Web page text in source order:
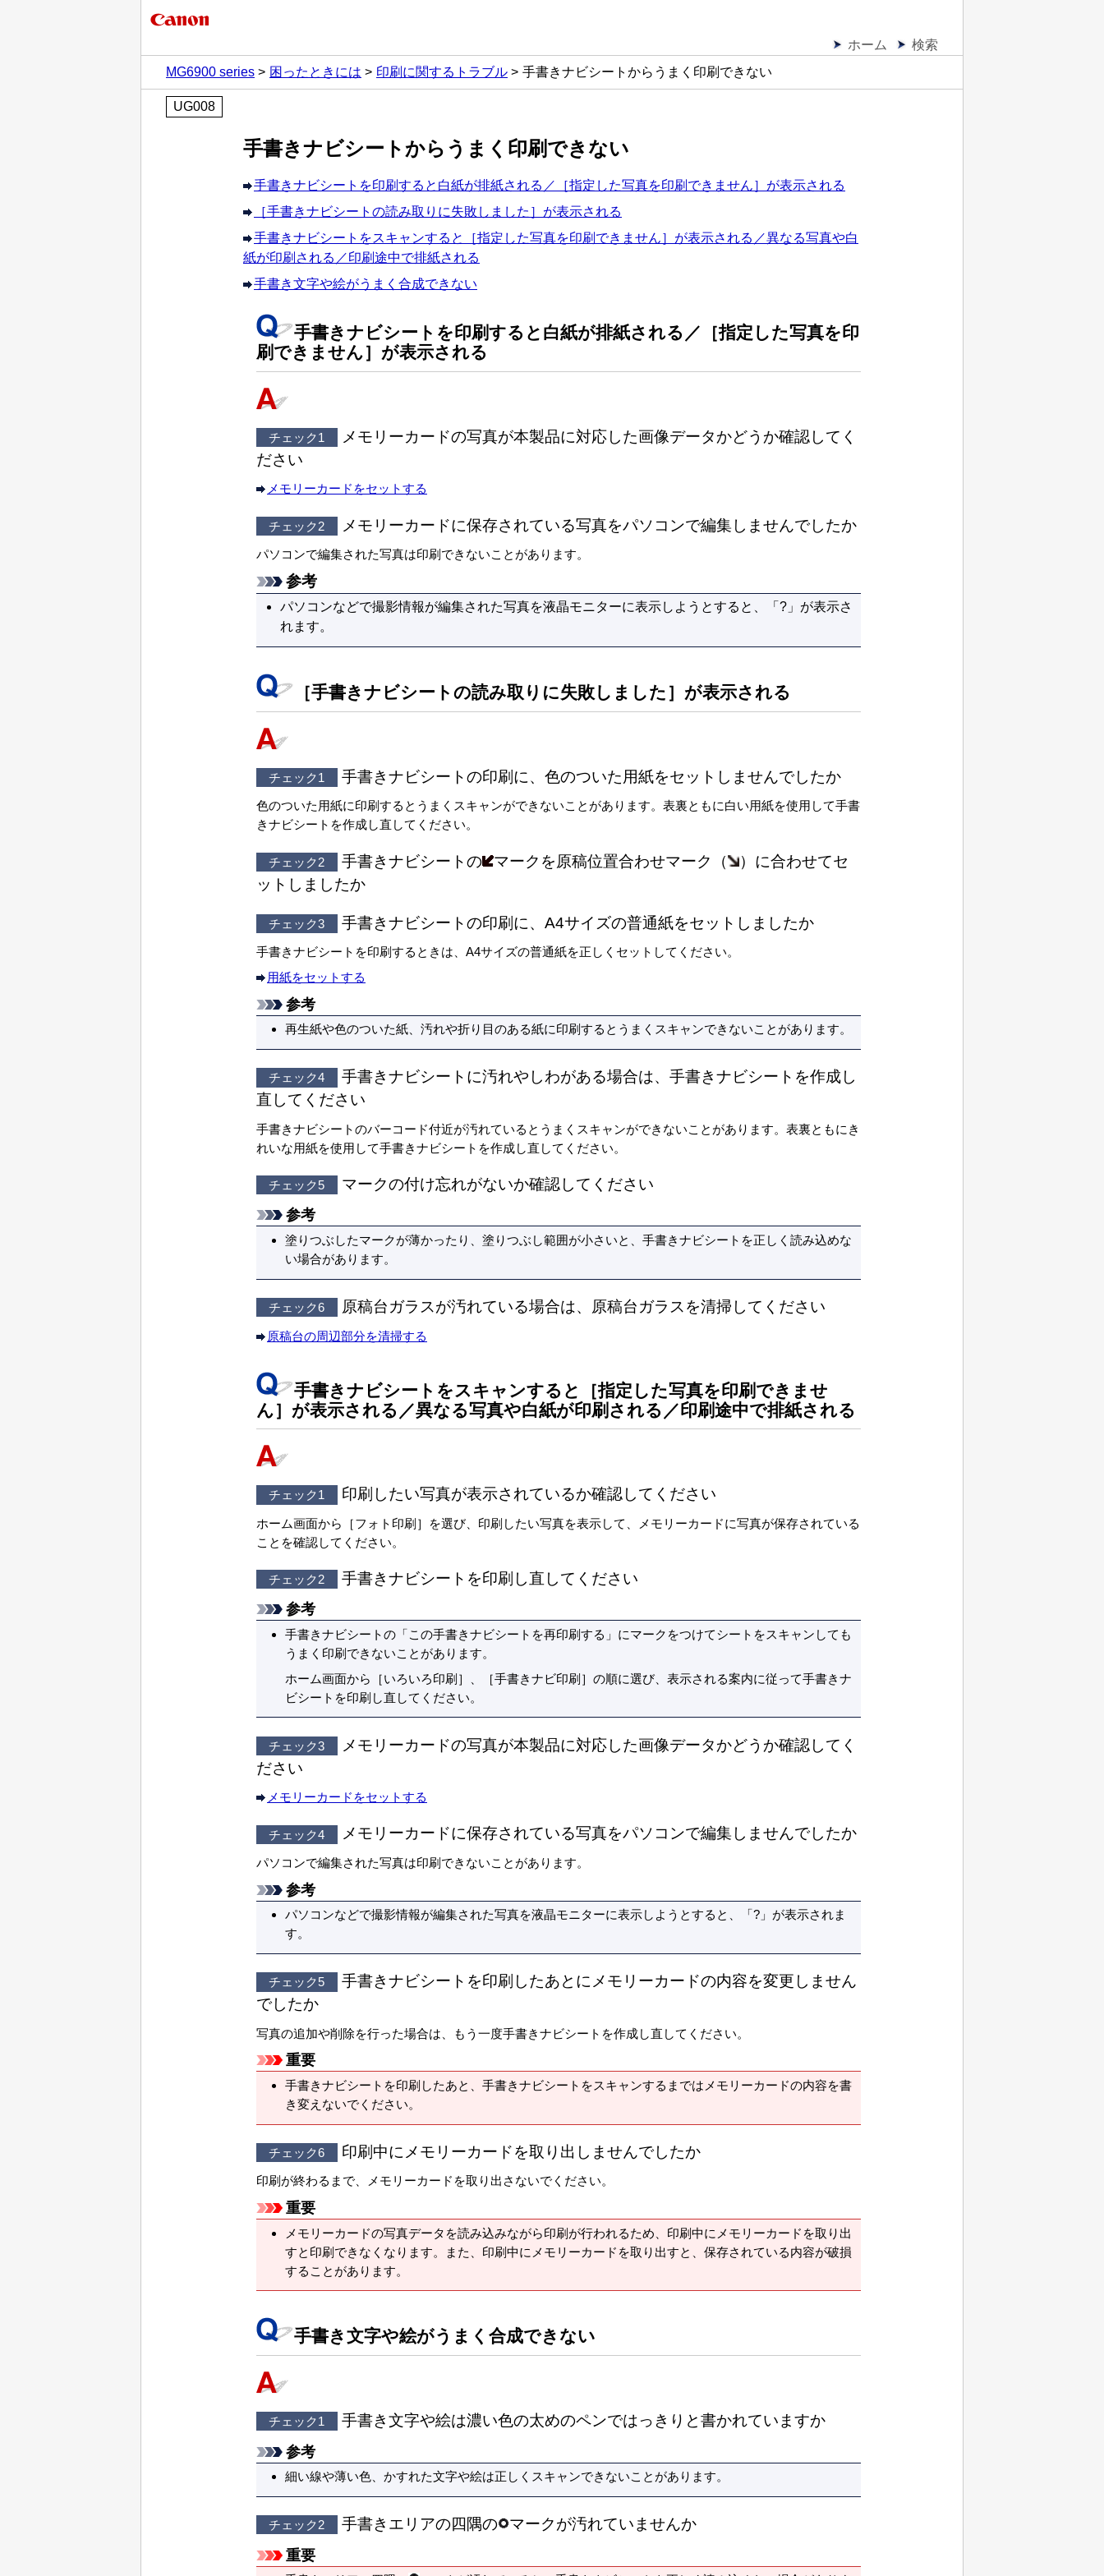
ホーム
検索
MG6900 series
困ったときには 印刷に関するトラブル 手書きナビシートからうまく印刷できない
UG008
手書きナビシートからうまく印刷できない
手書きナビシートを印刷すると白紙が排紙される／［指定した写真を印刷できません］が表示される
［手書きナビシートの読み取りに失敗しました］が表示される
手書きナビシートをスキャンすると［指定した写真を印刷できません］が表示される／異なる写真や白
紙が印刷される／印刷途中で排紙される
手書き文字や絵がうまく合成できない
手書きナビシートを印刷すると白紙が排紙される／［指定した写真を印
刷できません］が表示される
チェック1
メモリーカードの写真が本製品に対応した画像データかどうか確認してく
ださい
メモリーカードをセットする
チェック2 メモリーカードに保存されている写真をパソコンで編集しませんでしたか
パソコンで編集された写真は印刷できないことがあります。
参考
パソコンなどで撮影情報が編集された写真を液晶モニターに表示しようとすると、「?」が表示さ
れます。
［手書きナビシートの読み取りに失敗しました ］が表示される
チェック1 手書きナビシートの印刷に、色のついた用紙をセットしませんでしたか
色のついた用紙に印刷するとうまくスキャンができないことがあります。表裏ともに白い用紙を使用して手書
きナビシートを作成し直してください。
チェック2 手書きナビシートの マークを原稿位置合わせマーク（
）に合わせてセ
ットしましたか
チェック3 手書きナビシートの印刷に、A4サイズの普通紙をセットしましたか
手書きナビシートを印刷するときは、A4サイズの普通紙を正しくセットしてください。
用紙をセットする
参考
再生紙や色のついた紙、汚れや折り目のある紙に印刷するとうまくスキャンできないことがあります。
チェック4
手書きナビシートに汚れやしわがある場合は、手書きナビシートを作成し
直してください
手書きナビシートのバーコード付近が汚れているとうまくスキャンができないことがあります。表裏ともにき
れいな用紙を使用して手書きナビシートを作成し直してください。
チェック5
マークの付け忘れがないか確認してください
参考
塗りつぶしたマークが薄かったり、塗りつぶし範囲が小さいと、手書きナビシートを正しく読み込めな
い場合があります。
チェック6 原稿台ガラスが汚れている場合は、原稿台ガラスを清掃してください
原稿台の周辺部分を清掃する
手書きナビシートをスキャンすると［指定した写真を印刷できませ
ん］が表示される／異なる写真や白紙が印刷される／印刷途中で排紙される
チェック1 印刷したい写真が表示されているか確認してください
ホーム画面から［フォト印刷 ］を選び、印刷したい写真を表示して、メモリーカードに写真が保存されている
ことを確認してください。
チェック2
手書きナビシートを印刷し直してください
参考
手書きナビシートの「この手書きナビシートを再印刷する」にマークをつけてシートをスキャンしても
うまく印刷できないことがあります。
ホーム画面から［いろいろ印刷 ］、［手書きナビ印刷 ］の順に選び、表示される案内に従って手書きナ
ビシートを印刷し直してください。
チェック3
メモリーカードの写真が本製品に対応した画像データかどうか確認してく
ださい
メモリーカードをセットする
チェック4 メモリーカードに保存されている写真をパソコンで編集しませんでしたか
パソコンで編集された写真は印刷できないことがあります。
参考
パソコンなどで撮影情報が編集された写真を液晶モニターに表示しようとすると、「?」が表示されま
す。
チェック5
手書きナビシートを印刷したあとにメモリーカードの内容を変更しません
でしたか
写真の追加や削除を行った場合は、もう一度手書きナビシートを作成し直してください。
重要
手書きナビシートを印刷したあと、手書きナビシートをスキャンするまではメモリーカードの内容を書
き変えないでください。
チェック6 印刷中にメモリーカードを取り出しませんでしたか
印刷が終わるまで、メモリーカードを取り出さないでください。
重要
メモリーカードの写真データを読み込みながら印刷が行われるため、印刷中にメモリーカードを取り出
すと印刷できなくなります。また、印刷中にメモリーカードを取り出すと、保存されている内容が破損
することがあります。
手書き文字や絵がうまく合成できない
チェック1
手書き文字や絵は濃い色の太めのペンではっきりと書かれていますか
参考
細い線や薄い色、かすれた文字や絵は正しくスキャンできないことがあります。
チェック2 手書きエリアの四隅の
マークが汚れていませんか
重要